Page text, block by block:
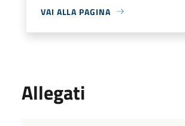
VAI ALLA PAGINA
Allegati